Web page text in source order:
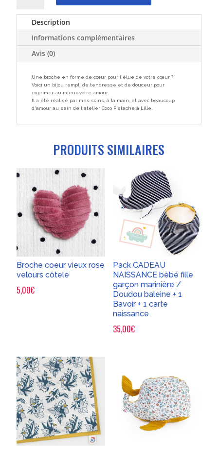
coeur
moutarde
velours
côtelé
Description
Informations complémentaires
Avis (0)
Une broche en forme de cœur pour l'élue de votre cœur ?
Voici un bijou rempli de tendresse et de douceur pour
exprimer au mieux votre amour.
Il a été réalisé par mes soins, à la main, et avec beaucoup
d'amour au sein de l'atelier Coco Pistache à Lille.
PRODUITS SIMILAIRES
Broche coeur vieux rose
velours côtelé
5,00€
Pack CADEAU
NAISSANCE bébé fille
garçon marinière /
Doudou baleine + 1
Bavoir + 1 carte
naissance
35,00€